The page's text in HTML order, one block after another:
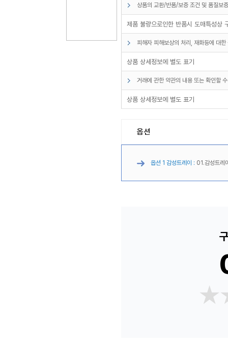
상품의 교환/반품/보증 조건 및 품질보
제품 불량으로인한 반품시 도매특성상
피해자 피해보상의 처리, 재화등에 대
상품 상세정보에 별도 표기
거래에 관한 약관의 내용 또는 확인할
상품 상세정보에 별도 표기
옵션
옵션 1 감성트레이 : 01.감성트레